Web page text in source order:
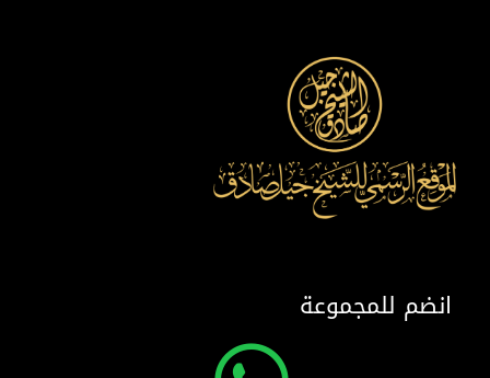
انضم للمجموعة